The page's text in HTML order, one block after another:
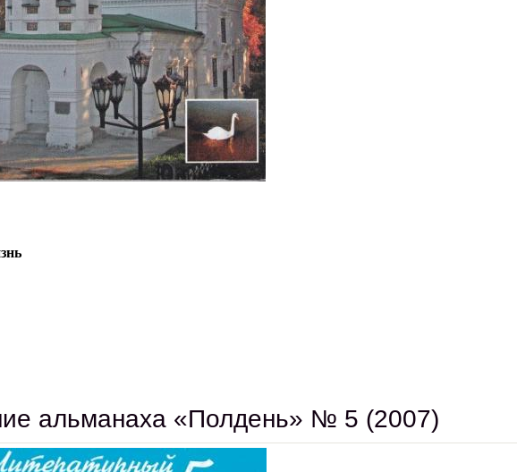
альманаха «Полдень» № 5 (2007)